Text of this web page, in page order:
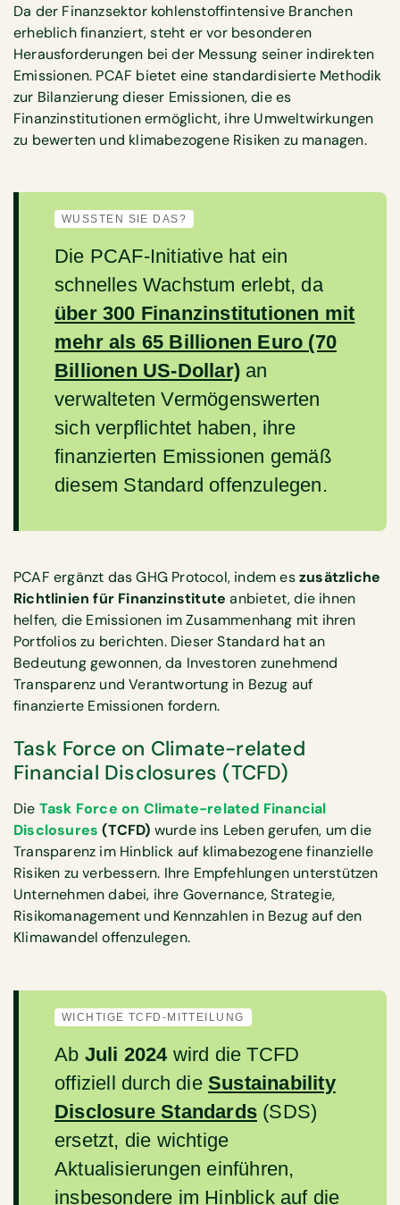
Da der Finanzsektor kohlenstoffintensive Branchen
erheblich finanziert, steht er vor besonderen
Herausforderungen bei der Messung seiner indirekten
Emissionen. PCAF bietet eine standardisierte Methodik
zur Bilanzierung dieser Emissionen, die es
Finanzinstitutionen ermöglicht, ihre Umweltwirkungen
zu bewerten und klimabezogene Risiken zu managen.
WUSSTEN SIE DAS?
Die PCAF-Initiative hat ein
schnelles Wachstum erlebt, da
über 300 Finanzinstitutionen mit
mehr als 65 Billionen Euro (70
Billionen US-Dollar) an
verwalteten Vermögenswerten
sich verpflichtet haben, ihre
finanzierten Emissionen gemäß
diesem Standard offenzulegen.
PCAF ergänzt das GHG Protocol, indem eszusätzliche
Richtlinien für Finanzinstitute anbietet, die ihnen
helfen, die Emissionen im Zusammenhang mit ihren
Portfolios zu berichten. Dieser Standard hat an
Bedeutung gewonnen, da Investoren zunehmend
Transparenz und Verantwortung in Bezug auf
finanzierte Emissionen fordern.
Task Force on Climate-related
Financial Disclosures (TCFD)
Die Task Force on Climate-related Financial
Disclosures (TCFD) wurde ins Leben gerufen, um die
Transparenz im Hinblick auf klimabezogene finanzielle
Risiken zu verbessern. Ihre Empfehlungen unterstützen
Unternehmen dabei, ihre Governance, Strategie,
Risikomanagement und Kennzahlen in Bezug auf den
Klimawandel offenzulegen.
WICHTIGE TCFD-MITTEILUNG
Ab Juli 2024wird die TCFD
offiziell durch die Sustainability
Disclosure Standards (SDS)
ersetzt, die wichtige
Aktualisierungen einführen,
insbesondere im Hinblick auf die